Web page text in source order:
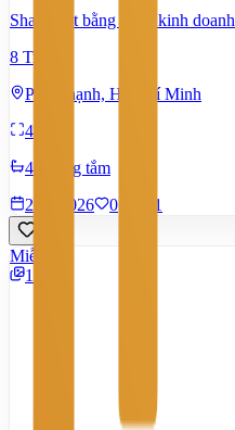
Share mặt bằng cùng kinh doanh
8 Triệu
Phú Thạnh, Hồ Chí Minh
40 m²
4 phòng tắm
28/7/2026
0 711
Miễn phí
1